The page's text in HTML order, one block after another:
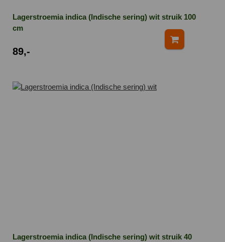
Lagerstroemia indica (Indische sering) wit struik 100
cm
89,-
Lagerstroemia indica (Indische sering) wit struik 40